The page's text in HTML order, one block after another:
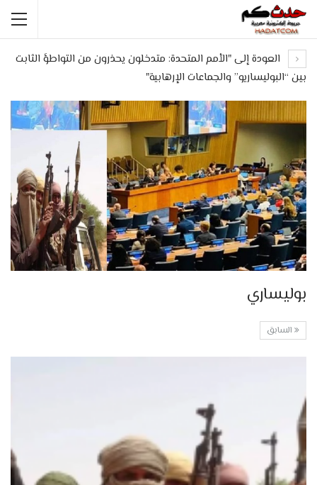
العودة إلى "الأمم المتحدة: متدخلون يحذرون من التواطؤ الثابت
بين “البوليساريو” والجماعات الإرهابية"
بوليساري
السابق